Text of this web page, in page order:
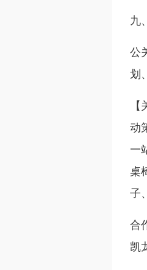
九
公
划
动
一
桌
子
合
凯